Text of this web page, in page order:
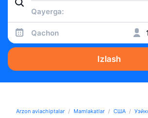
Qachon
Izlash
Arzon aviachiptalar Mamlakatlar США